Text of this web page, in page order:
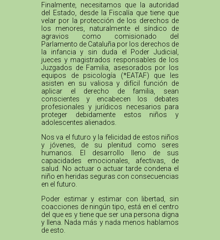
Finalmente, necesitamos que la autoridad
del Estado, desde la Fiscalía que tiene que
velar por la protección de los derechos de
los menores, naturalmente el síndico de
agravios como comisionado del
Parlamento de Cataluña por los derechos de
la infancia y sin duda el Poder Judicial,
jueces y magistrados responsables de los
Juzgados de Familia, asesorados por los
equipos de psicología (*EATAF) que les
asisten en su valiosa y difícil función de
aplicar el derecho de familia, sean
conscientes y encabecen los debates
profesionales y jurídicos necesarios para
proteger debidamente estos niños y
adolescentes alienados.
Nos va el futuro y la felicidad de estos niños
y jóvenes, de su plenitud como seres
humanos. El desarrollo lleno de sus
capacidades emocionales, afectivas, de
salud. No actuar o actuar tarde condena el
niño en heridas seguras con consecuencias
en el futuro.
Poder estimar y estimar con libertad, sin
coacciones de ningún tipo, está en el centro
del que es y tiene que ser una persona digna
y llena. Nada más y nada menos hablamos
de esto.